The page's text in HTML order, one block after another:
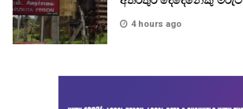
4 hours ago